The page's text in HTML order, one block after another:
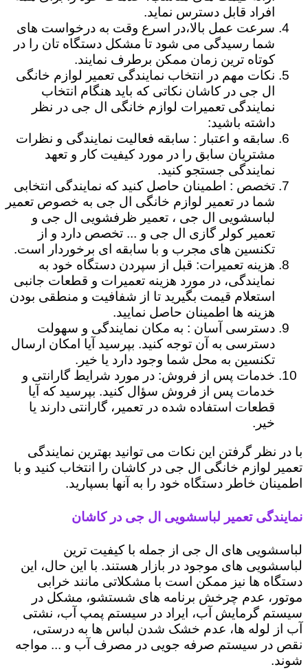
افراد قابل دسترس نماید.
سرعت عمل بالا،در اسرع وقت به درخواست های
شما رسیدگی می شود تا مشکل دستگاه تان را در
کوتاه ترین زمان ممکن برطرف نمایند.
نکات مهم در انتخاب نمایندگی تعمیر لوازم خانگی
ال جی در کاشان نکاتی که باید هنگام انتخاب
نمایندگی تعمیرات لوازم خانگی ال جی در نظر
داشته باشید:
سابقه و اعتبار : سابقه فعالیت نمایندگی و نظرات
مشتریان سابق را در مورد کیفیت کار و تعهد
نمایندگی جستجو کنید.
تخصص : اطمینان حاصل کنید که نمایندگی انتخابی
شما در تعمیر لوازم خانگی ال جی به خصوص تعمیر
لباسشویی ال جی ، تعمیر ظرفشویی ال جی و
تعمیر کولر گازی ال جی و ... تخصص دارد و از
تکنسین های مجرب و با سابقه ای برخوردار است.
هزینه تعمیرات: قبل از سپردن دستگاه خود به
نمایندگی، در مورد هزینه تعمیرات و قطعات جانبی
استعلام قیمت بگیرید تا از شفافیت و منطقی بودن
هزینه ها اطمینان حاصل نمایید.
دسترسی آسان : به مکان نمایندگی و سهولت
دسترسی به آن توجه کنید. بپرسید آیا امکان ارسال
تکنسین به محل شما وجود دارد یا خیر.
خدمات پس از فروش: در مورد شرایط گارانتی و
خدمات پس از فروش سؤال کنید. بپرسید که آیا
قطعات استفاده شده در تعمیر، گارانتی دارند یا
خیر.
با در نظر گرفتن این نکات می توانید بهترین نمایندگی
تعمیر لوازم خانگی ال جی در کاشان را انتخاب کنید و با
اطمینان خاطر دستگاه خود را به آنها بسپارید.
نمایندگی تعمیر لباسشویی ال جی در کاشان
لباسشویی های ال جی از جمله با کیفیت ترین
لباسشویی های موجود در بازار هستند. با این حال، این
دستگاه ها نیز ممکن است با مشکلاتی مانند خرابی
موتور، عدم چرخش برنامه های شستشو، مشکل در
سیستم گرمایش آب، ایراد در سیستم پمپ آب، نشتی
آب از لوله ها، عدم خشک شدن لباس ها به درستی،
نقص در سیستم صرفه جویی در مصرف آب و ... مواجه
شوند.